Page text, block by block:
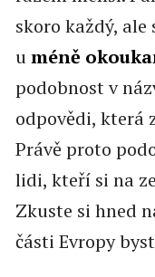
skoro každý,
uméně
podobnost v
odpovědi, která
Právě proto
lidi, kteří si na
Zkuste si hned
části Evropy